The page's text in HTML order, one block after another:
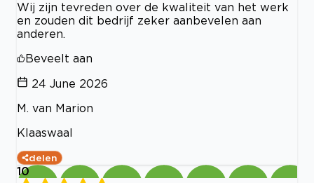
Wij zijn tevreden over de kwaliteit van het werk
en zouden dit bedrijf zeker aanbevelen aan
anderen.
Beveelt aan
24 June 2026
M. van Marion
Klaaswaal
delen
10